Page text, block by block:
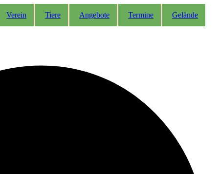
Verein Tiere Angebote Termine Gelände